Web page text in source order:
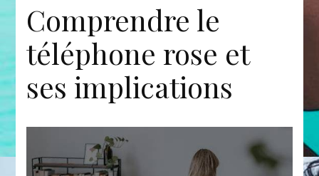
Comprendre le
téléphone rose et
ses implications